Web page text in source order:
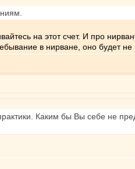
на этот счет. И про
в нирване, оно будет не
Каким бы Вы себе не